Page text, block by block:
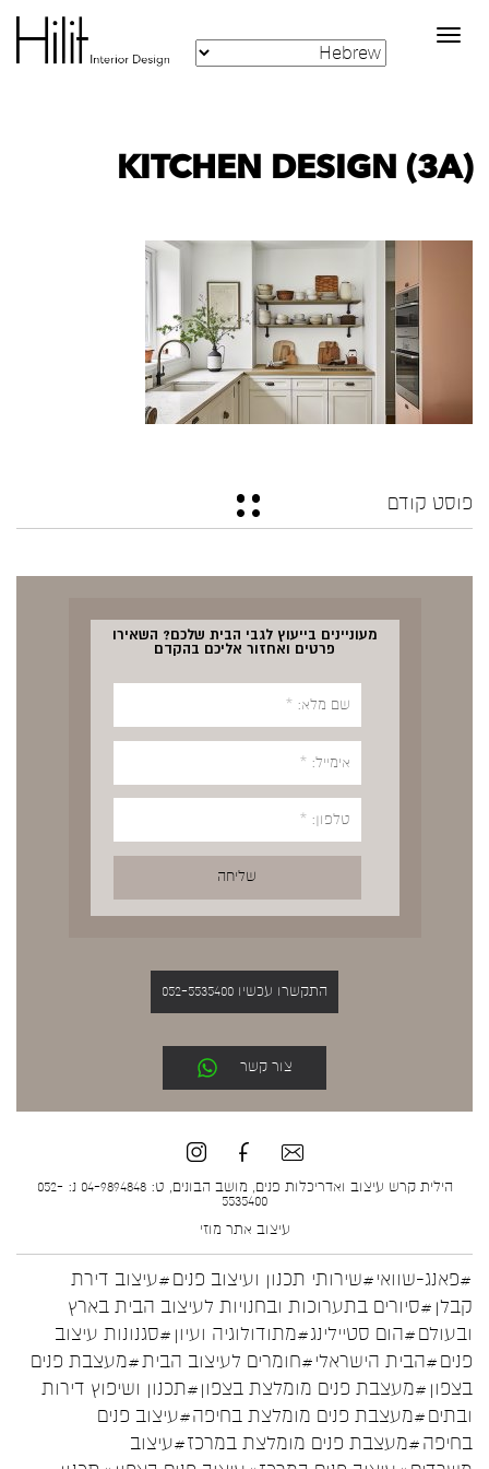
Toggle
navigation
KITCHEN DESIGN (3A)
פוסט קודם
מעוניינים בייעוץ לגבי הבית שלכם? השאירו
פרטים ואחזור אליכם בהקדם
התקשרו עכשיו 052-5535400
צור קשר
הילית קרש עיצוב ואדריכלות פנים, מושב הבונים, ט: 04-9894848 נ: 052-
5535400
עיצוב אתר מוזי
#פאנג-שוואי#שירותי תכנון ועיצוב פנים#עיצוב דירת
קבלן #סיורים בתערוכות ובחנויות לעיצוב הבית בארץ
ובעולם#הום סטיילינג#מתודולוגיה ועיון #סגנונות עיצוב
פנים#הבית הישראלי#חומרים לעיצוב הבית#מעצבת פנים
בצפון #מעצבת פנים מומלצת בצפון#תכנון ושיפוץ דירות
ובתים#מעצבת פנים מומלצת בחיפה#עיצוב פנים
בחיפה#מעצבת פנים מומלצת במרכז#עיצוב